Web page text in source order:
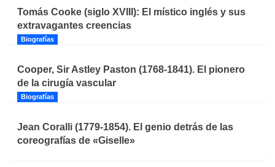
Tomás Cooke (siglo XVIII): El místico inglés y sus
extravagantes creencias
Biografías
Cooper, Sir Astley Paston (1768-1841). El pionero
de la cirugía vascular
Biografías
Jean Coralli (1779-1854). El genio detrás de las
coreografías de «Giselle»